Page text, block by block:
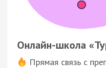
Онлайн-школа
Прямая связь с